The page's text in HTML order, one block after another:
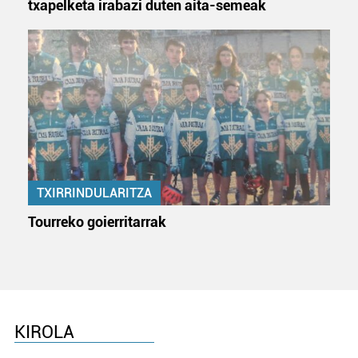
txapelketa irabazi duten aita-semeak
TXIRRINDULARITZA
Tourreko goierritarrak
KIROLA